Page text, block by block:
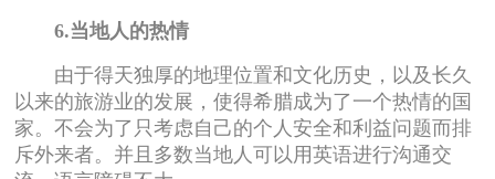
6.当地人的热情
由于得天独厚的地理位置和文化历史，以及长久
以来的旅游业的发展，使得希腊成为了一个热情的国
家。不会为了只考虑自己的个人安全和利益问题而排
斥外来者。并且多数当地人可以用英语进行沟通交